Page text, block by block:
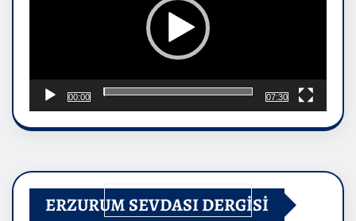
00:00 07:30
ERZURUM SEVDASI DERGİSİ